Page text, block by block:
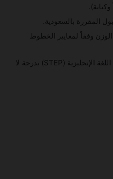
وكتابة).
المقررة بالسعودية.
وفقاً لمعايير الخطوط
اختبار مركز (قياس) كفايات اللغة الإنجليزية (STEP) بدرجة لا